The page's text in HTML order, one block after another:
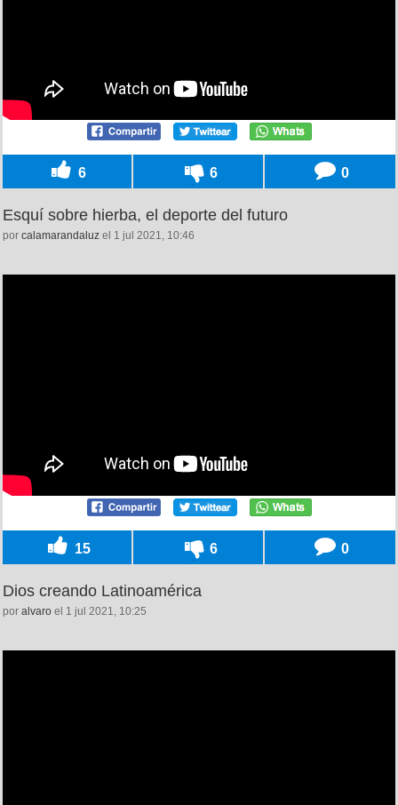
6 6 0
Esquí sobre hierba, el deporte del futuro
por calamarandaluz el 1 jul 2021, 10:46
15 6 0
Dios creando Latinoamérica
por alvaro el 1 jul 2021, 10:25